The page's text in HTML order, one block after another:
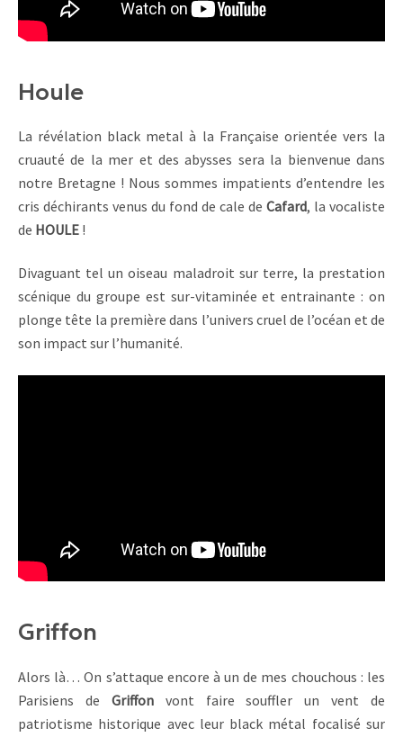
Houle
La révélation black metal à la Française orientée vers la
cruauté de la mer et des abysses sera la bienvenue dans
notre Bretagne ! Nous sommes impatients d’entendre les
cris déchirants venus du fond de cale de Cafard, la vocaliste
de HOULE !
Divaguant tel un oiseau maladroit sur terre, la prestation
scénique du groupe est sur-vitaminée et entrainante : on
plonge tête la première dans l’univers cruel de l’océan et de
son impact sur l’humanité.
Griffon
Alors là… On s’attaque encore à un de mes chouchous : les
Parisiens de Griffonvont faire souffler un vent de
patriotisme historique avec leur black métal focalisé sur